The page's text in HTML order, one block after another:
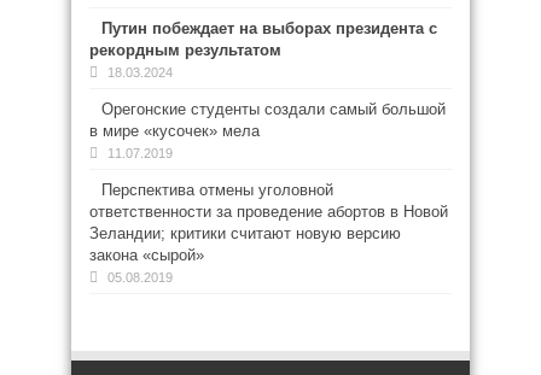
Путин побеждает на выборах президента с
рекордным результатом
18.03.2024
Орегонские студенты создали самый большой
в мире «кусочек» мела
11.07.2019
Перспектива отмены уголовной
ответственности за проведение абортов в Новой
Зеландии; критики считают новую версию
закона «сырой»
05.08.2019